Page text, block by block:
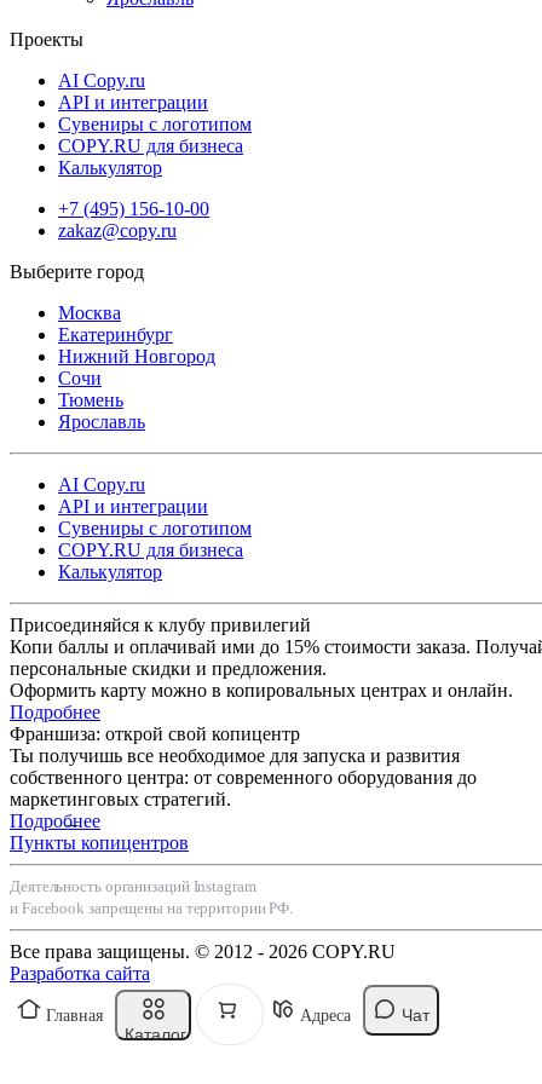
свой заказ:
Бесплатная доставка в пункты выдачи Copy.ru;
Доставка через СДЭК (в пункт самовывоза или курьером
двери);
Срочная курьерская доставка в день готовности.
Проекты
AI Copy.ru
API и интеграции
Сувениры с логотипом
COPY.RU для бизнеса
Калькулятор
+7 (495) 156-10-00
zakaz@copy.ru
Москва
Екатеринбург
Нижний Новгород
Сочи
Тюмень
Ярославль
AI Copy.ru
API и интеграции
Сувениры с логотипом
COPY.RU для бизнеса
Калькулятор
Присоединяйся к клубу привилегий
Копи баллы и оплачивай ими до 15% стоимости заказа.
персональные скидки и предложения.
Оформить карту можно в копировальных центрах и онлайн.
Подробнее
Франшиза: открой свой копицентр
Ты получишь все необходимое для запуска и развития
собственного центра: от современного оборудования до
маркетинговых стратегий.
Подробнее
Пункты копицентров
Деятельность организаций Instagram
и Facebook запрещены на территории РФ.
Все права защищены. © 2012 - 2026 COPY.RU
Разработка сайта
Главная
Каталог
Адреса Чат